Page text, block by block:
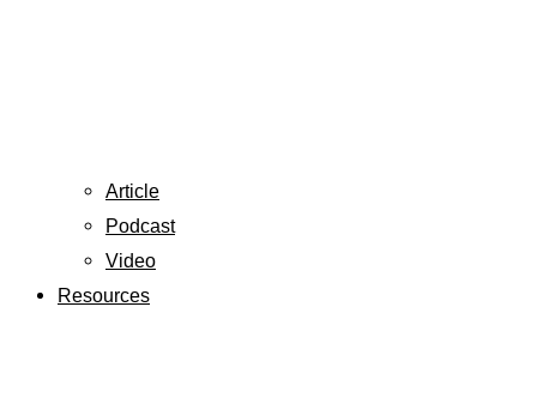
Article
Podcast
Video
Resources